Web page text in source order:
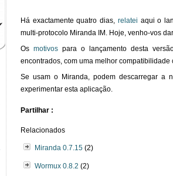
Há exactamente quatro dias, relatei aqui o
multi-protocolo Miranda IM. Hoje, venho-vos
Os motivospara o lançamento desta
encontrados, com uma melhor
Se usam o Miranda, podem descarregar a
experimentar esta aplicação.
Partilhar :
Relacionados
Miranda 0.7.15 (2)
Wormux 0.8.2 (2)